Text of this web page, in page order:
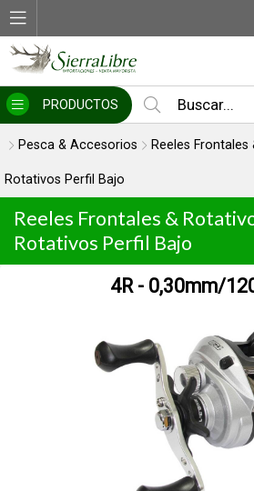
PRODUCTOS
Pesca & Accesorios Reeles
Rotativos Perfil Bajo
Reeles Frontales &
Rotativos Perfil Bajo